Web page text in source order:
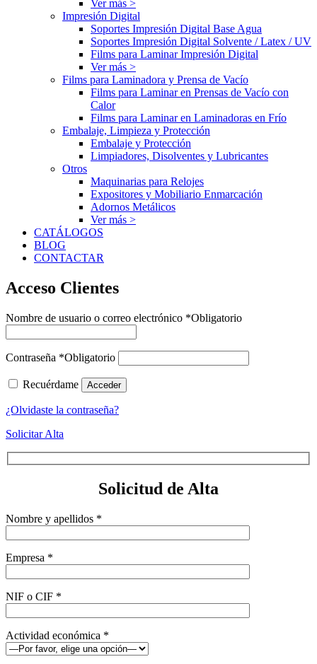
Ver más >
Impresión Digital
Soportes Impresión Digital Base Agua
Soportes Impresión Digital Solvente / Latex / UV
Films para Laminar Impresión Digital
Ver más >
Films para Laminadora y Prensa de Vacío
Films para Laminar en Prensas de Vacío con
Calor
Films para Laminar en Laminadoras en Frío
Embalaje, Limpieza y Protección
Embalaje y Protección
Limpiadores, Disolventes y Lubricantes
Otros
Maquinarias para Relojes
Expositores y Mobiliario Enmarcación
Adornos Metálicos
Ver más >
CATÁLOGOS
BLOG
CONTACTAR
Acceso Clientes
Nombre de usuario o correo electrónico *Obligatorio
Contraseña *Obligatorio
Recuérdame Acceder
¿Olvidaste la contraseña?
Solicitar Alta
Solicitud de Alta
Nombre y apellidos *
Empresa *
NIF o CIF *
Actividad económica *